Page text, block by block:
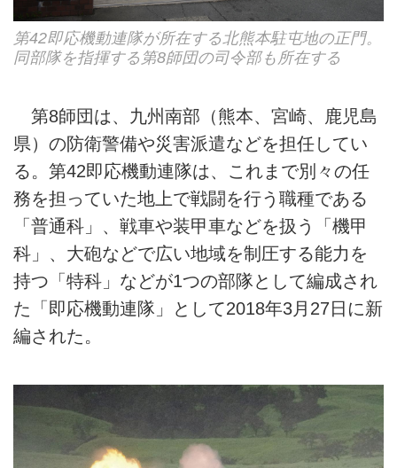
第42即応機動連隊が所在する北熊本駐屯地の正門。
同部隊を指揮する第8師団の司令部も所在する
第8師団は、九州南部（熊本、宮崎、鹿児島
県）の防衛警備や災害派遣などを担任してい
る。第42即応機動連隊は、これまで別々の任
務を担っていた地上で戦闘を行う職種である
「普通科」、戦車や装甲車などを扱う「機甲
科」、大砲などで広い地域を制圧する能力を
持つ「特科」などが1つの部隊として編成され
た「即応機動連隊」として2018年3月27日に新
編された。